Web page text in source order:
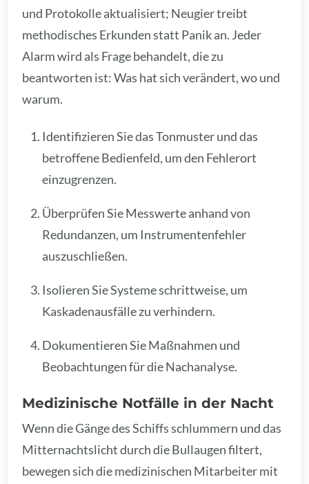
und Protokolle aktualisiert; Neugier treibt
methodisches Erkunden statt Panik an. Jeder
Alarm wird als Frage behandelt, die zu
beantworten ist: Was hat sich verändert, wo und
warum.
Identifizieren Sie das Tonmuster und das
betroffene Bedienfeld, um den Fehlerort
einzugrenzen.
Überprüfen Sie Messwerte anhand von
Redundanzen, um Instrumentenfehler
auszuschließen.
Isolieren Sie Systeme schrittweise, um
Kaskadenausfälle zu verhindern.
Dokumentieren Sie Maßnahmen und
Beobachtungen für die Nachanalyse.
Medizinische Notfälle in der Nacht
Wenn die Gänge des Schiffs schlummern und das
Mitternachtslicht durch die Bullaugen filtert,
bewegen sich die medizinischen Mitarbeiter mit